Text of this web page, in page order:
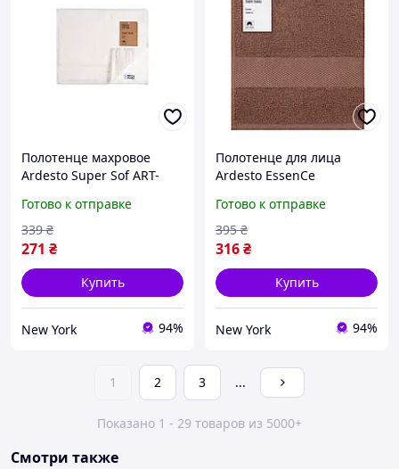
Полотенце махровое
Ardesto Super Sof ART-
newyork
Готово к отправке
271 ₴
339 ₴
Купить
New York 94%
Полотенце для лица
Ardesto EssenСe
коричневое newyork
Готово к отправке
316₴
395 ₴
Купить
New York 94%
1 2 3 ...
Показано 1 - 29 товаров из 5000+
Смотри также